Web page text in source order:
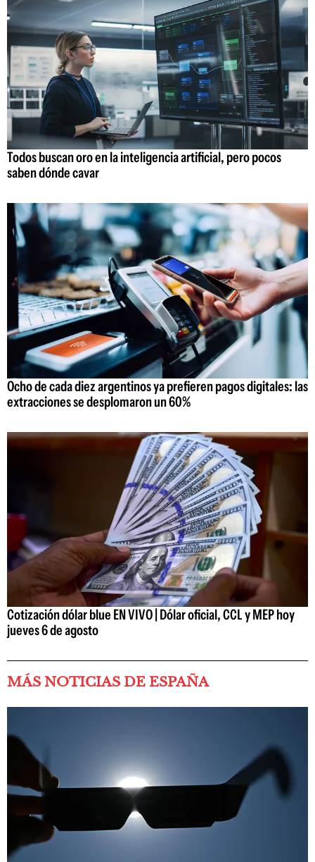
Todos buscan oro en la inteligencia artificial, pero pocos
saben dónde cavar
Ocho de cada diez argentinos ya prefieren pagos digitales: las
extracciones se desplomaron un 60%
Cotización dólar blue EN VIVO | Dólar oficial, CCL y MEP hoy
jueves 6 de agosto
MÁS NOTICIAS DE ESPAÑA